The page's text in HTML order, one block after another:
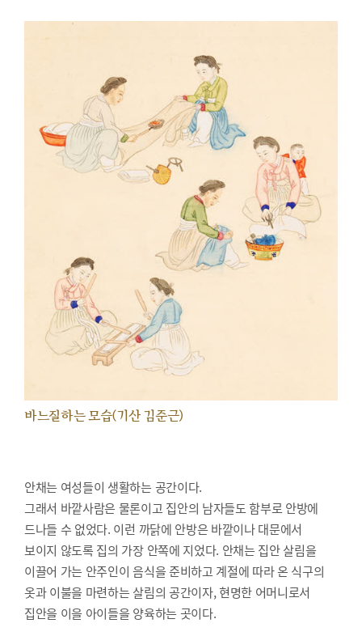
바느질하는 모습(기산 김준근)
안채는 여성들이 생활하는 공간이다.
그래서 바깥사람은 물론이고 집안의 남자들도 함부로 안방에
드나들 수 없었다. 이런 까닭에 안방은 바깥이나 대문에서
보이지 않도록 집의 가장 안쪽에 지었다. 안채는 집안 살림을
이끌어 가는 안주인이 음식을 준비하고 계절에 따라 온 식구의
옷과 이불을 마련하는 살림의 공간이자, 현명한 어머니로서
집안을 이을 아이들을 양육하는 곳이다.